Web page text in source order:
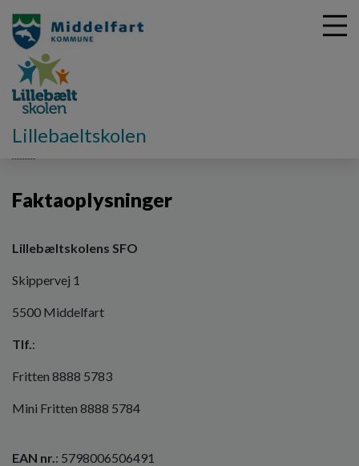
Lillebaeltskolen
Faktaoplysninger
Lillebæltskolens SFO
Skippervej 1
5500 Middelfart
Tlf.:
Fritten 8888 5783
Mini Fritten 8888 5784
EAN nr. : 5798006506491